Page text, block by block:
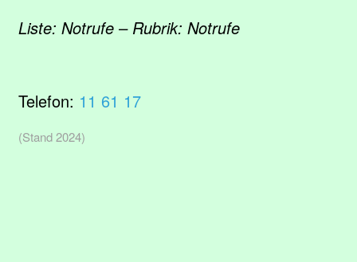
Liste: Notrufe – Rubrik: Notrufe
Telefon: 11 61 17
(Stand 2024)